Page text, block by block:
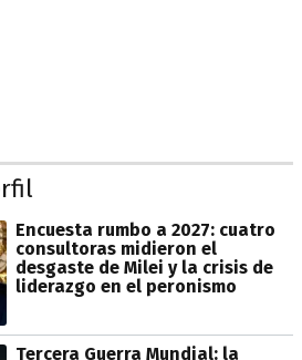
Encuesta rumbo a 2027: cuatro
consultoras midieron el
desgaste de Milei y la crisis de
liderazgo en el peronismo
Tercera Guerra Mundial: la